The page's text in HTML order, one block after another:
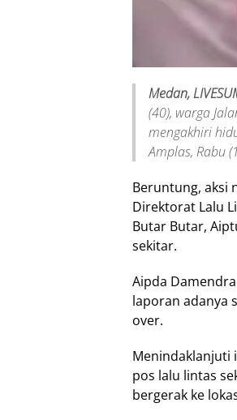
Medan,
(40), warga
mengakhiri
Amplas, Rabu
Beruntung, aksi
Direktorat Lalu
Butar Butar,
sekitar.
Aipda
laporan adanya
over.
Menindaklanjuti
pos lalu lintas
bergerak ke